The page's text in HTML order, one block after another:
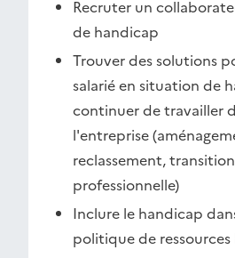
Recruter un
de handicap
Trouver des solutions
salarié en situation de
continuer de travailler
l'entreprise
reclassement, transition
professionnelle)
Inclure le handicap
politique de ressources